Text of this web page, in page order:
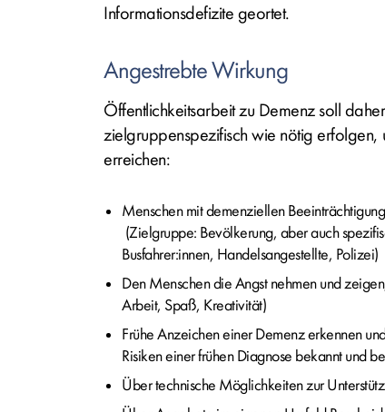
Informationsdefizite geortet.
Angestrebte Wirkung
Öffentlichkeitsarbeit zu Demenz soll
zielgruppenspezifisch wie nötig erfolgen,
erreichen:
Menschen mit demenziellen
(Zielgruppe: Bevölkerung, aber auch
Busfahrer:innen, Handelsangestellte, Polizei)
Den Menschen die Angst nehmen und
Arbeit, Spaß, Kreativität)
Frühe Anzeichen einer Demenz erkennen
Risiken einer frühen Diagnose bekannt und
Über technische Möglichkeiten zur